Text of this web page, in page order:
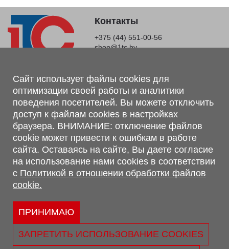
Контакты
+375 (44) 551-00-56
shop@1tc.by
Магазин, склад
г. Минск, Минский р-н, п. Привольный, ул. Мира, 20А,
223062
г. Брест, ул. Лейтенанта Рябцева, 108 В, 224701
Обращаем Ваше внимание, что вся предоставленная на сайте
информация, касающаяся комплектаций, технических
характеристик, цветовых сочетаний, а также стоимости и
сервисного обслуживания носит информационный характер и
не является публичной офертой, определяемой п.2 ст.407
Гражданского кодекса Республики Беларусь.
Политика обработки персональных данных
Политикой в отношении обработки файлов cookie.
Сайт использует файлы cookies для
оптимизации своей работы и аналитики
поведения посетителей. Вы можете отключить
доступ к файлам cookies в настройках
браузера. ВНИМАНИЕ: отключение файлов
cookie может привести к ошибкам в работе
сайта. Оставаясь на сайте, Вы даете согласие
на использование нами cookies в соответствии
с Политикой в отношении обработки файлов
cookie.
ПРИНИМАЮ
ЗАПРЕТИТЬ ИСПОЛЬЗОВАНИЕ COOKIES